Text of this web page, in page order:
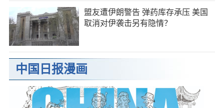
盟友遭伊朗警告 弹药库存承压 美国
取消对伊袭击另有隐情？
中国日报漫画